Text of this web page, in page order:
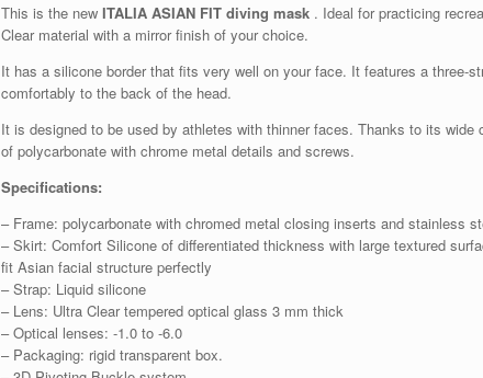
This is the newITALIA ASIAN FIT diving mask . Ideal for practicing
Clear material with a mirror finish of your choice.
It has a silicone border that fits very well on your face. It features a three-
comfortably to the back of the head.
It is designed to be used by athletes with thinner faces. Thanks to its
of polycarbonate with chrome metal details and screws.
Specifications:
– Frame: polycarbonate with chromed metal closing inserts and stainless
– Skirt: Comfort Silicone of differentiated thickness with large textured
fit Asian facial structure perfectly
– Strap: Liquid silicone
– Lens: Ultra Clear tempered optical glass 3 mm thick
– Optical lenses: -1.0 to -6.0
– Packaging: rigid transparent box.